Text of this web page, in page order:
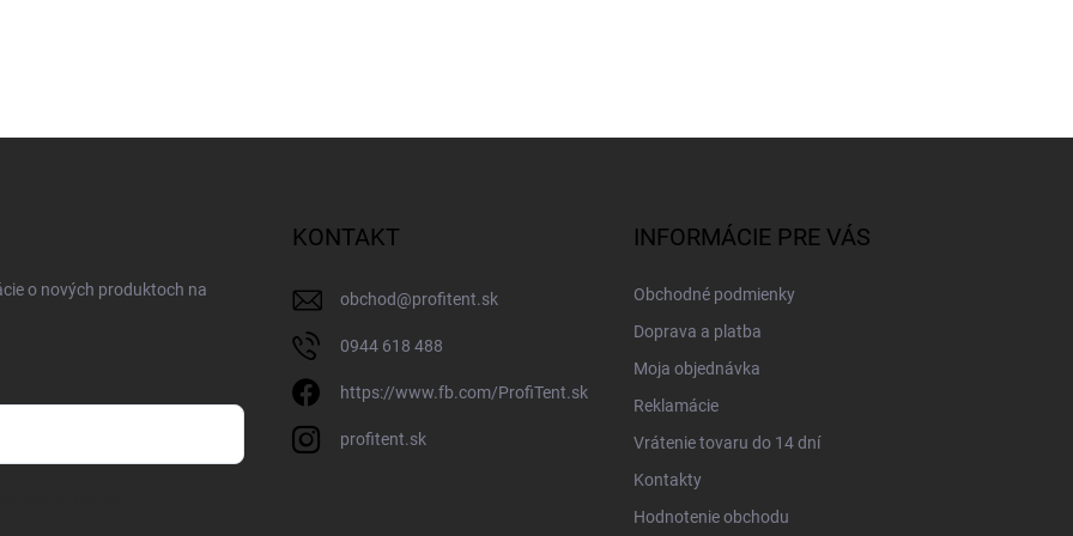
o nových produktoch na
KONTAKT
obchod@profitent.sk
0944 618 488
https://www.fb.com/ProfiTent.sk
profitent.sk
INFORMÁCIE PRE VÁS
Obchodné podmienky
Doprava a platba
Moja objednávka
Reklamácie
Vrátenie tovaru do 14 dní
Kontakty
Hodnotenie obchodu